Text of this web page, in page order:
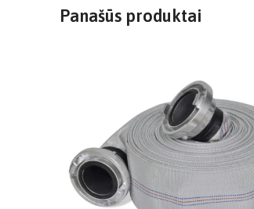
Panašūs produktai